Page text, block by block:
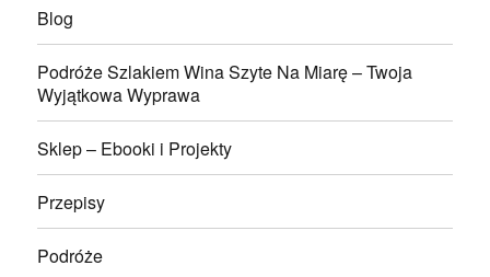
Blog
Podróże Szlakiem Wina Szyte Na Miarę – Twoja
Wyjątkowa Wyprawa
Sklep – Ebooki i Projekty
Przepisy
Podróże